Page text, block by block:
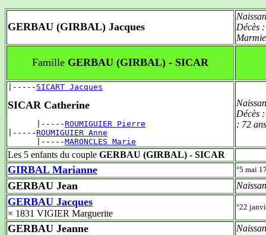
GERBAU (GIRBAL) Jacques
Décès
Famille GERBAU (GIRBAL) - SICAR
|----- SICART Jacques
SICAR Catherine
      |-----
ROUMIGUIER Pierre
|-----ROUMIGUIER Anne
      |-----
MARONCLES Marie
Décès
: 72 ans
Les 5 enfants du couple GERBAU (GIRBAL) - SICAR
GIRBAL Marianne °5 mai
GERBAU Jean
GERBAU Jacques
× 1831 VIGIER Marguerite
°22
GERBAU Jeanne